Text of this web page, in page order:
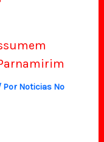
Noticias No